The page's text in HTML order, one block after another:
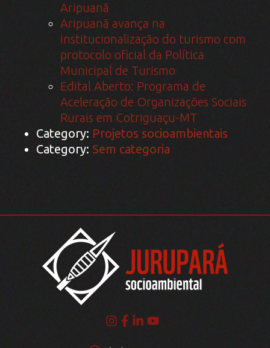
Aripuanã
Aripuanã avança na
institucionalização do turismo com
protocolo oficial da Política
Municipal de Turismo
Edital Aberto: Programa de
Aceleração de Organizações Sociais
Rurais em Cotriguaçu-MT
Category: Projetos socioambientais
Category: Sem categoria